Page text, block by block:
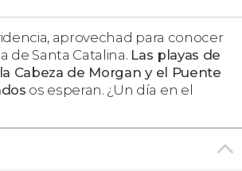
aprovechad para conocer
de Santa Catalina. Las playas de
Cabeza de Morgan y el Puente
os esperan. ¿Un día en el